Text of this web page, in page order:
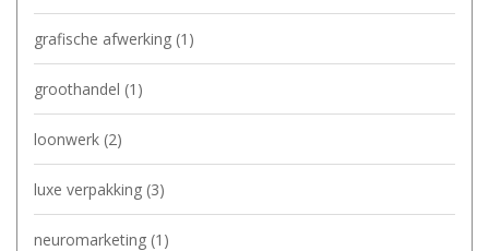
grafische afwerking (1)
groothandel (1)
loonwerk (2)
luxe verpakking (3)
neuromarketing (1)